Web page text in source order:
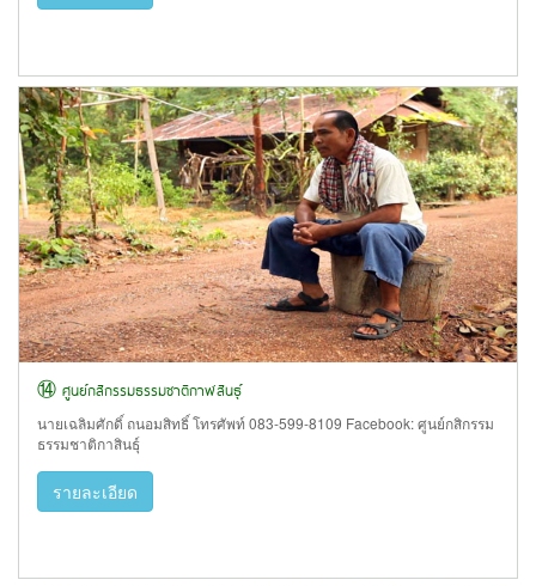
⑭ ศูนย์กสิกรรมธรรมชาติกาฬสินธุ์
นายเฉลิมศักดิ์ ถนอมสิทธิ์ โทรศัพท์ 083-599-8109 Facebook: ศูนย์กสิกรรม
ธรรมชาติกาสินธุ์
รายละเอียด